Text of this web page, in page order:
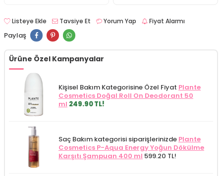
Listeye Ekle Tavsiye Et Yorum Yap Fiyat Alarmı
Paylaş
Ürüne Özel Kampanyalar
Kişisel Bakım Kategorisine Özel Fiyat Plante
Cosmetics Doğal Roll On Deodorant 50
ml 249.90 TL!
Saç Bakım kategorisi siparişlerinizde Plante
Cosmetics P-Aqua Energy Yoğun Dökülme
Karşıtı Şampuan 400 ml 599.20 TL!